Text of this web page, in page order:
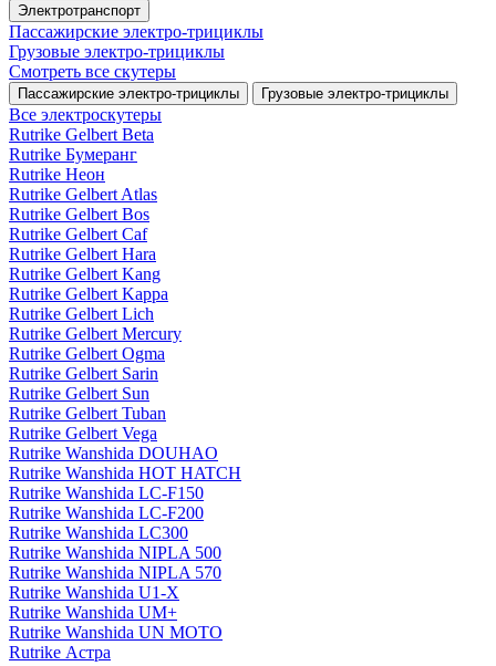
Электротранспорт
Пассажирские электро‑трициклы
Грузовые электро‑трициклы
Смотреть все скутеры
Пассажирские электро‑трициклы Грузовые электро‑трициклы
Все электро­скутеры
Rutrike Gelbert Beta
Rutrike Бумеранг
Rutrike Неон
Rutrike Gelbert Atlas
Rutrike Gelbert Bos
Rutrike Gelbert Caf
Rutrike Gelbert Hara
Rutrike Gelbert Kang
Rutrike Gelbert Kappa
Rutrike Gelbert Lich
Rutrike Gelbert Mercury
Rutrike Gelbert Ogma
Rutrike Gelbert Sarin
Rutrike Gelbert Sun
Rutrike Gelbert Tuban
Rutrike Gelbert Vega
Rutrike Wanshida DOUHAO
Rutrike Wanshida HOT HATCH
Rutrike Wanshida LC-F150
Rutrike Wanshida LC-F200
Rutrike Wanshida LC300
Rutrike Wanshida NIPLA 500
Rutrike Wanshida NIPLA 570
Rutrike Wanshida U1-X
Rutrike Wanshida UM+
Rutrike Wanshida UN MOTO
Rutrike Астра